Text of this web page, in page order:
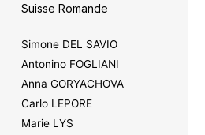
Suisse Romande
Simone DEL SAVIO
Antonino FOGLIANI
Anna GORYACHOVA
Carlo LEPORE
Marie LYS